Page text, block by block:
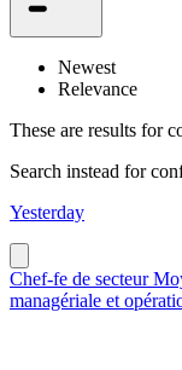
Newest
Relevance
These are results for
Search instead for
Yesterday
Chef-fe de secteur
managériale et